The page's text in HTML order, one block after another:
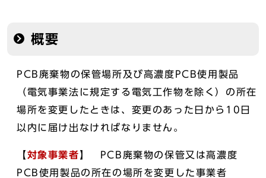
概要
PCB廃棄物の保管場所及び高濃度PCB使用製品
（電気事業法に規定する電気工作物を除く）の所在
場所を変更したときは、変更のあった日から10日
以内に届け出なければなりません。
【 対象事業者 】 PCB廃棄物の保管又は高濃度
PCB使用製品の所在の場所を変更した事業者